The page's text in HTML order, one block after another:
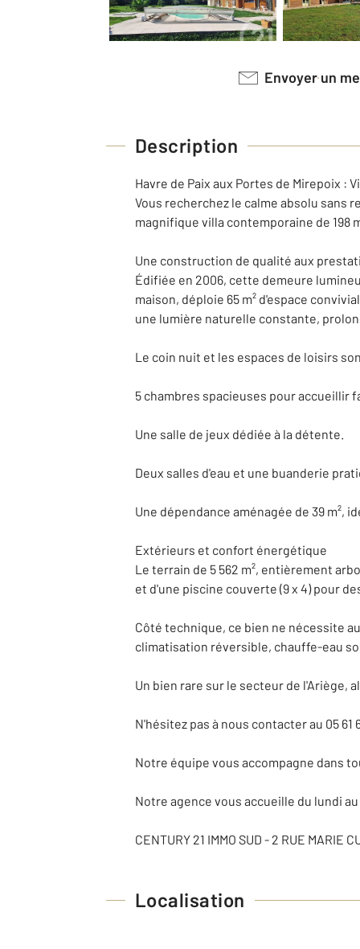
Envoyer un
Description
Havre de Paix aux Portes de Mirepoix :
Vous recherchez le calme absolu sans
magnifique villa contemporaine de 198
Une construction de qualité aux
Édifiée en 2006, cette demeure
maison, déploie 65 m² d'espace
une lumière naturelle constante,
Le coin nuit et les espaces de loisirs
5 chambres spacieuses pour accueillir
Une salle de jeux dédiée à la détente.
Deux salles d'eau et une buanderie
Une dépendance aménagée de 39 m²,
Extérieurs et confort énergétique
Le terrain de 5 562 m², entièrement
et d'une piscine couverte (9 x 4) pour
Côté technique, ce bien ne nécessite
climatisation réversible, chauffe-eau
Un bien rare sur le secteur de l'Ariège,
N'hésitez pas à nous contacter au 05
Notre équipe vous accompagne dans
Notre agence vous accueille du lundi
CENTURY 21 IMMO SUD - 2 RUE MARIE
Localisation